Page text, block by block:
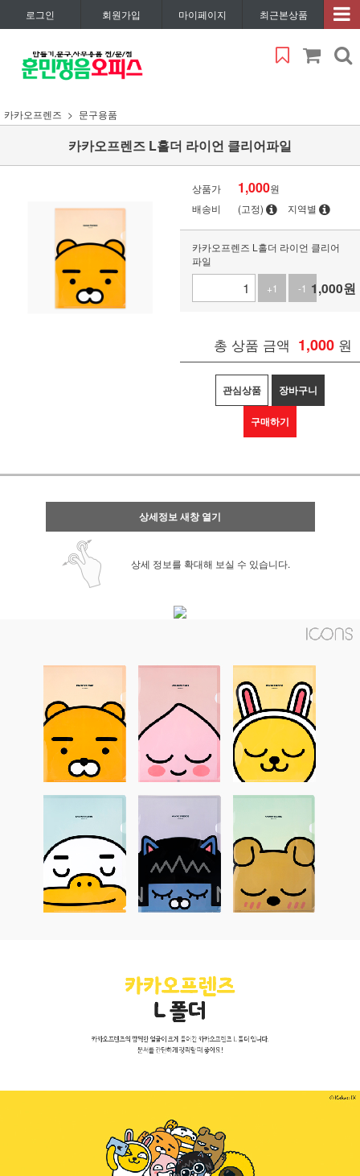
로그인 회원가입 마이페이지 최근본상품
카카오프렌즈 문구용품
카카오프렌즈 L홀더 라이언 클리어파일
상품가 1,000원
배송비
(고정) 지역별
카카오프렌즈 L홀더 라이언 클리어
파일
+1
-1 1,000원
총 상품 금액 1,000 원
관심상품 장바구니
구매하기
상세정보 새창 열기
상세 정보를 확대해 보실 수 있습니다.